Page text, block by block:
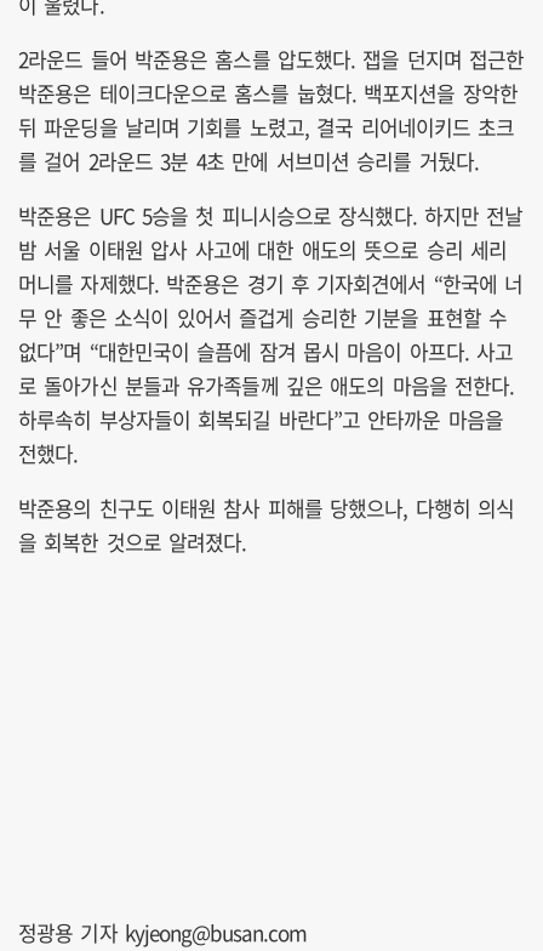
2라운드 들어 박준용은 홈스를 압도했다. 잽을 던지며 접근한
박준용은 테이크다운으로 홈스를 눕혔다. 백포지션을 장악한
뒤 파운딩을 날리며 기회를 노렸고, 결국 리어네이키드 초크
를 걸어 2라운드 3분 4초 만에 서브미션 승리를 거뒀다.
박준용은 UFC 5승을 첫 피니시승으로 장식했다. 하지만 전날
밤 서울 이태원 압사 사고에 대한 애도의 뜻으로 승리 세리
머니를 자제했다. 박준용은 경기 후 기자회견에서 “한국에 너
무 안 좋은 소식이 있어서 즐겁게 승리한 기분을 표현할 수
없다”며 “대한민국이 슬픔에 잠겨 몹시 마음이 아프다. 사고
로 돌아가신 분들과 유가족들께 깊은 애도의 마음을 전한다.
하루속히 부상자들이 회복되길 바란다”고 안타까운 마음을
전했다.
박준용의 친구도 이태원 참사 피해를 당했으나, 다행히 의식
을 회복한 것으로 알려졌다.
정광용 기자 kyjeong@busan.com